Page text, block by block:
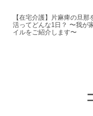
【在宅介護】片麻痺の旦那
活ってどんな1日？ 〜我が
イルをご紹介します〜